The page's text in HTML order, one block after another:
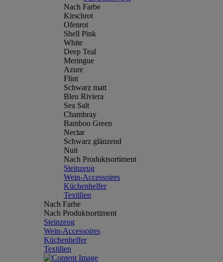
Nach Farbe
Kirschrot
Ofenrot
Shell Pink
White
Deep Teal
Meringue
Azure
Flint
Schwarz matt
Bleu Riviera
Sea Salt
Chambray
Bamboo Green
Nectar
Schwarz glänzend
Nuit
Nach Produktsortiment
Steinzeug
Wein-Accessoires
Küchenhelfer
Textilien
Nach Farbe
Nach Produktsortiment
Steinzeug
Wein-Accessoires
Küchenhelfer
Textilien